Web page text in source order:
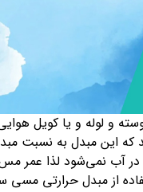
و لوله و یا کویل
این مبدل به نسبت
آب نمی‌شود لذا عمر مس
از مبدل حرارتی